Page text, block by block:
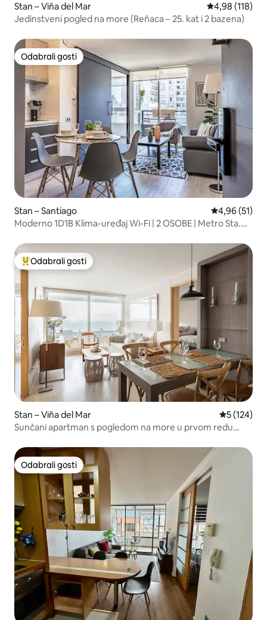
Stan – Viña del Mar Prosječna
4,98 (118)
Jedinstveni pogled na more (Reñaca – 25. kat i 2 bazena)
Odabrali gosti
Odabrali gosti
Stan – Santiago Prosječna
4,96 (51)
Moderno 1D1B Klima-uređaj Wi-Fi | 2 OSOBE | Metro Sta.
Među najviše rangiranima s oznakom „Odabrali gosti”
Odabrali gosti
Stan – Viña del Mar Prosječna
5 (124)
Sunčani apartman s pogledom na more u prvom redu
Odabrali gosti
Odabrali gosti